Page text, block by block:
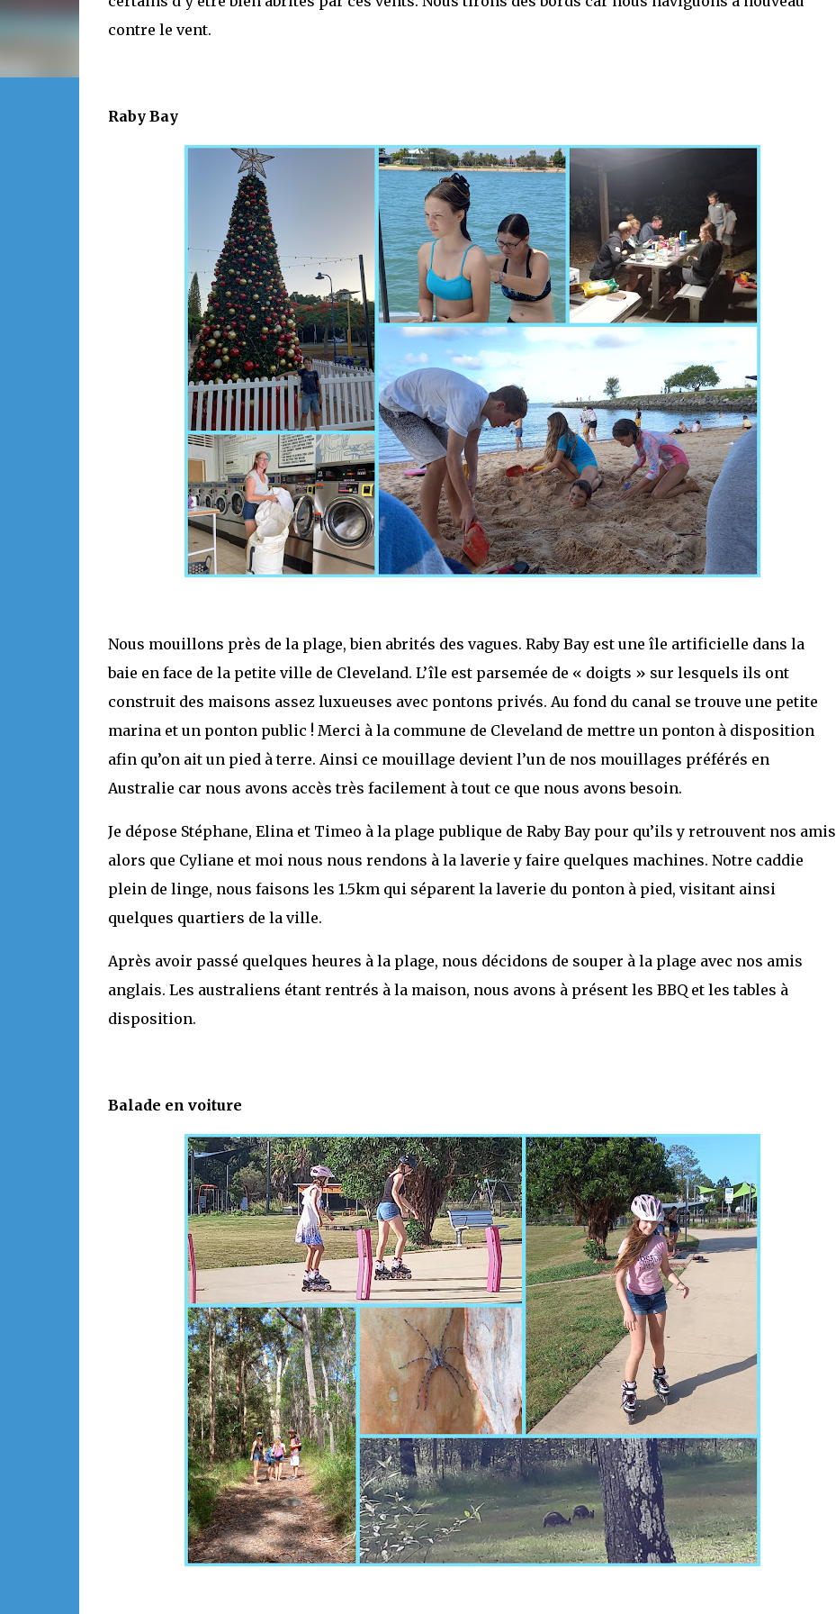
contre le vent.
Raby Bay
Nous mouillons près de la plage, bien abrités des vagues. Raby Bay est une île artificielle dans la
baie en face de la petite ville de Cleveland. L’île est parsemée de « doigts » sur lesquels ils ont
construit des maisons assez luxueuses avec pontons privés. Au fond du canal se trouve une petite
marina et un ponton public ! Merci à la commune de Cleveland de mettre un ponton à disposition
afin qu’on ait un pied à terre. Ainsi ce mouillage devient l’un de nos mouillages préférés en
Australie car nous avons accès très facilement à tout ce que nous avons besoin.
Je dépose Stéphane, Elina et Timeo à la plage publique de Raby Bay pour qu’ils y retrouvent nos amis
alors que Cyliane et moi nous nous rendons à la laverie y faire quelques machines. Notre caddie
plein de linge, nous faisons les 1.5km qui séparent la laverie du ponton à pied, visitant ainsi
quelques quartiers de la ville.
Après avoir passé quelques heures à la plage, nous décidons de souper à la plage avec nos amis
anglais. Les australiens étant rentrés à la maison, nous avons à présent les BBQ et les tables à
disposition.
Balade en voiture